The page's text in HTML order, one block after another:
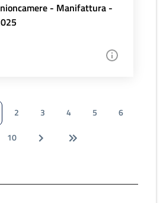
- Manifattura -
2 3 4 5
6
10